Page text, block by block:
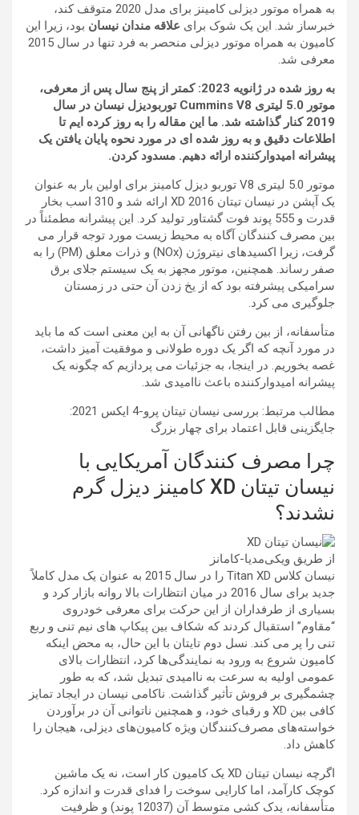
به همراه موتور دیزلی کامینز برای مدل 2020 متوقف کند،
خبرساز شد. این یک شوک برای علاقه مندان نیسان بود، زیرا این
کامیون به همراه موتور دیزلی منحصر به فرد تنها در سال 2015
معرفی شد.
به روز شده در ژانویه 2023: کمتر از پنج سال پس از معرفی،
موتور 5.0 لیتری Cummins V8 توربودیزل نیسان در سال
2019 کنار گذاشته شد. ما این مقاله را به روز کرده ایم تا
اطلاعات دقیق و به روز شده ای در مورد نحوه پایان یافتن یک
پیشرانه امیدوارکننده ارائه دهیم. مسدود کردن.
موتور 5.0 لیتری V8 توربو دیزل کامینز برای اولین بار به عنوان
یک آپشن در نیسان تیتان
XD 2016 ارائه شد و 310 اسب بخار
قدرت و 555 پوند فوت گشتاور تولید کرد. این پیشرانه مطمئناً در
بین مصرف کنندگان آگاه به محیط زیست مورد توجه قرار می
گرفت، زیرا اکسیدهای نیتروژن (NOx) و ذرات معلق (PM) را به
صفر رساند. همچنین، موتور مجهز به یک سیستم جلای برق
سرامیکی پیشرفته بود که از یخ زدن آن حتی در زمستان
جلوگیری می کرد.
متأسفانه، از بین رفتن ناگهانی آن به این معنی است که ما باید
در مورد آنچه که اگر یک دوره طولانی و موفقیت آمیز داشت،
غصه بخوریم. در اینجا، به جزئیات می پردازیم که چگونه یک
پیشرانه امیدوارکننده باعث ناامیدی شد.
مطالب مرتبط:
بررسی نیسان تیتان پرو-4 ایکس 2021:
جایگزینی قابل اعتماد برای چهار بزرگ
چرا مصرف کنندگان آمریکایی با
نیسان تیتان XD کامینز دیزل گرم
نشدند؟
از طریق ویکی‌مدیا-کامانز
نیسان کلاس Titan XD را در سال 2015 به عنوان یک مدل کاملاً
جدید برای سال 2016 در میان انتظارات بالا روانه بازار کرد و
بسیاری از طرفداران از این حرکت برای معرفی خودروی
“مقاوم” استقبال کردند که شکاف بین پیکاپ های نیم تنی و ربع
تنی را پر می کند. نسل دوم تایتان با این حال، به محض اینکه
کامیون شروع به ورود به نمایندگی‌ها کرد، انتظارات بالای
عمومی اولیه به سرعت به ناامیدی تبدیل شد، که به طور
چشمگیری بر فروش تأثیر گذاشت. ناکامی نیسان در ایجاد تمایز
کافی بین XD و رقبای خود، و همچنین ناتوانی آن در برآوردن
خواسته‌های مصرف‌کنندگان ویژه کامیون‌های دیزلی، هیجان را
کاهش داد.
اگرچه نیسان تیتان XD
یک کامیون کار است، نه یک ماشین
کوچک کارآمد، اما کارایی سوخت را فدای قدرت و اندازه کرد.
متأسفانه، یدک کشی متوسط ​​آن (12037 پوند) و ظرفیت